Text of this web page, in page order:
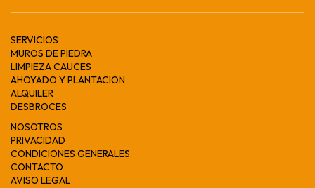
SERVICIOS
MUROS DE PIEDRA
LIMPIEZA CAUCES
AHOYADO Y PLANTACION
ALQUILER
DESBROCES
NOSOTROS
PRIVACIDAD
CONDICIONES GENERALES
CONTACTO
AVISO LEGAL